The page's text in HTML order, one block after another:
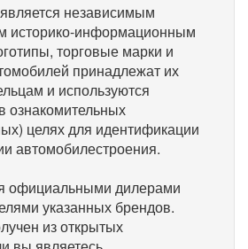
независимым
историко-информационным
торговые марки и
принадлежат их
и используются
ознакомительных
целях для идентификации
автомобилестроения.
официальными дилерами
указанных брендов.
из открытых